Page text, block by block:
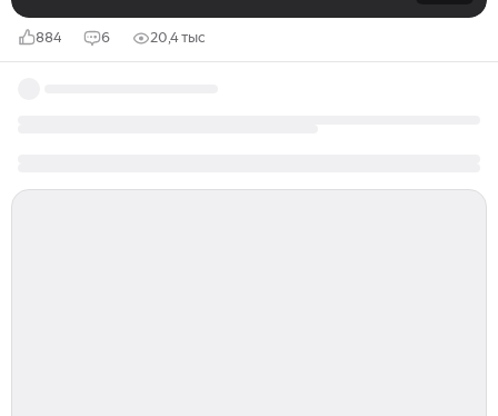
884 6 20,4 тыс